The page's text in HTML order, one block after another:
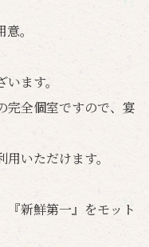
。
ます。
完全個室ですので、宴
いただけます。
『新鮮第一』をモット